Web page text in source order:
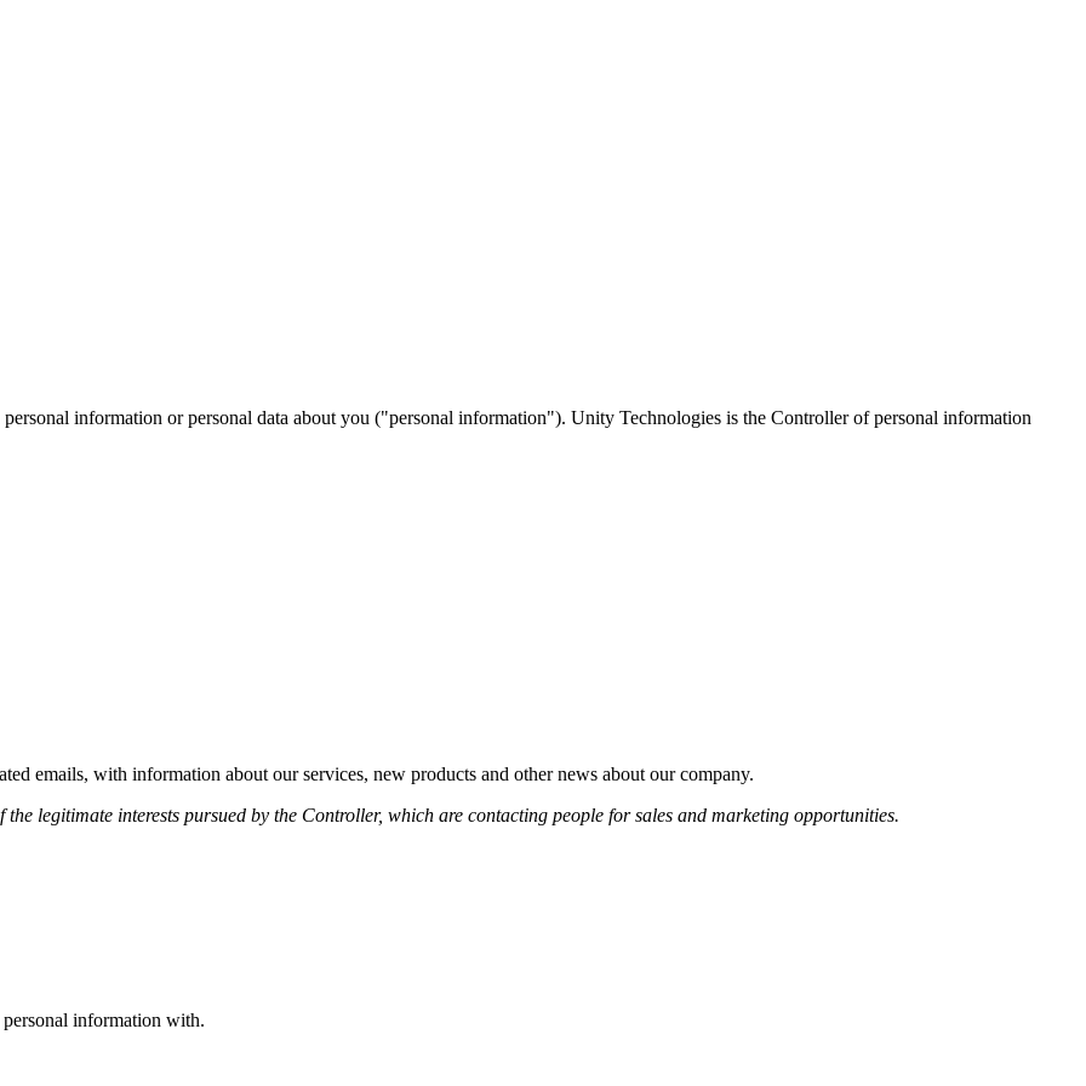
information or personal data about you ("personal information"). Unity Technologies is the Controller of personal information
emails, with information about our services, new products and other news about our company.
legitimate interests pursued by the Controller, which are contacting people for sales and marketing opportunities.
information with.